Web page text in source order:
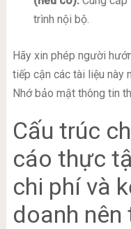
trình nội bộ.
Hãy xin phép người
tiếp cận các tài liệu này
Nhớ bảo mật thông tin
Cấu trúc
cáo thực
chi phí và
doanh nên